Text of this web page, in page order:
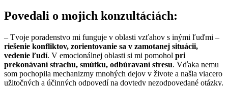
Povedali o mojich konzultáciách:
– Tvoje poradenstvo mi funguje v oblasti vzťahov s inými ľuďmi –
riešenie konfliktov, zorientovanie sa v zamotanej situácii,
vedenie ľudí. V emocionálnej oblasti si mi pomohol pri
prekonávaní strachu, smútku, odbúravaní stresu. Vďaka nemu
som pochopila mechanizmy mnohých dejov v živote a našla viacero
užitočných a účinných odpovedí na dovtedy nezodpovedané otázky.